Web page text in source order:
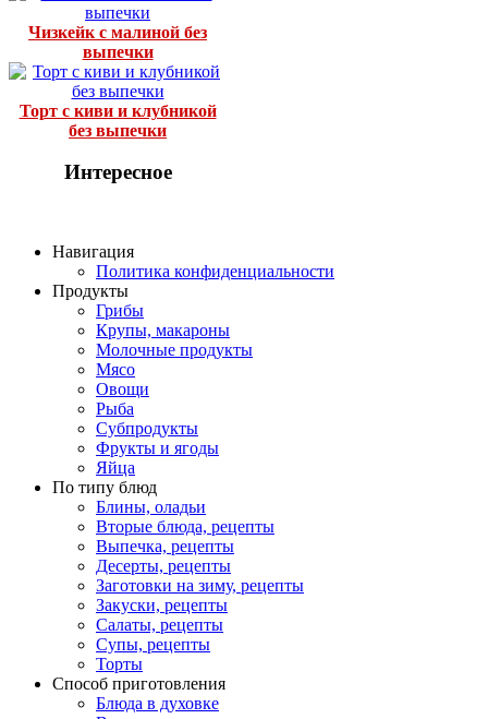
Чизкейк с малиной без
выпечки
Торт с киви и клубникой
без выпечки
Интересное
Навигация
Политика конфиденциальности
Продукты
Грибы
Крупы, макароны
Молочные продукты
Мясо
Овощи
Рыба
Субпродукты
Фрукты и ягоды
Яйца
По типу блюд
Блины, оладьи
Вторые блюда, рецепты
Выпечка, рецепты
Десерты, рецепты
Заготовки на зиму, рецепты
Закуски, рецепты
Салаты, рецепты
Супы, рецепты
Торты
Способ приготовления
Блюда в духовке